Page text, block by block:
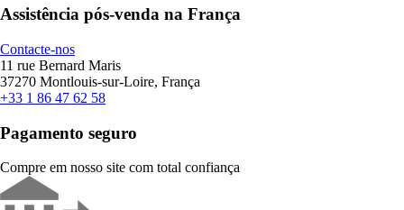
Assistência pós-venda na França
Contacte-nos
11 rue Bernard Maris
37270 Montlouis-sur-Loire, França
+33 1 86 47 62 58
Pagamento seguro
Compre em nosso site com total confiança